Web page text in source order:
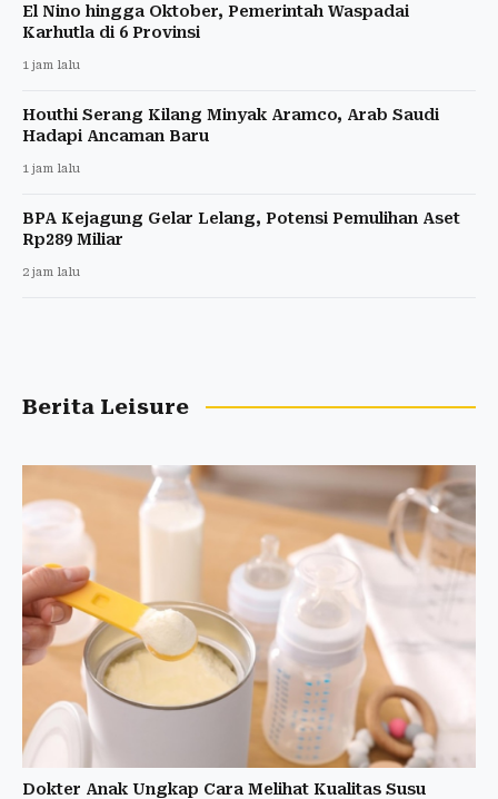
El Nino hingga Oktober, Pemerintah Waspadai
Karhutla di 6 Provinsi
1 jam lalu
Houthi Serang Kilang Minyak Aramco, Arab Saudi
Hadapi Ancaman Baru
1 jam lalu
BPA Kejagung Gelar Lelang, Potensi Pemulihan Aset
Rp289 Miliar
2 jam lalu
Berita Leisure
Dokter Anak Ungkap Cara Melihat Kualitas Susu